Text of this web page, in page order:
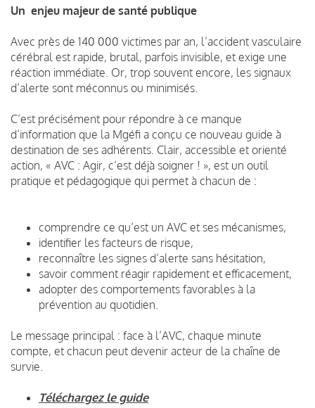
Un enjeu majeur de santé publique
Avec près de 140 000 victimes par an, l’accident vasculaire
cérébral est rapide, brutal, parfois invisible, et exige une
réaction immédiate. Or, trop souvent encore, les signaux
d’alerte sont méconnus ou minimisés.
C’est précisément pour répondre à ce manque
d’information que la Mgéfi a conçu ce nouveau guide à
destination de ses adhérents. Clair, accessible et orienté
action, « AVC : Agir, c’est déjà soigner ! », est un outil
pratique et pédagogique qui permet à chacun de :
comprendre ce qu’est un AVC et ses mécanismes,
identifier les facteurs de risque,
reconnaître les signes d’alerte sans hésitation,
savoir comment réagir rapidement et efficacement,
adopter des comportements favorables à la
prévention au quotidien.
Le message principal : face à l’AVC, chaque minute
compte, et chacun peut devenir acteur de la chaîne de
survie.
Téléchargez le guide